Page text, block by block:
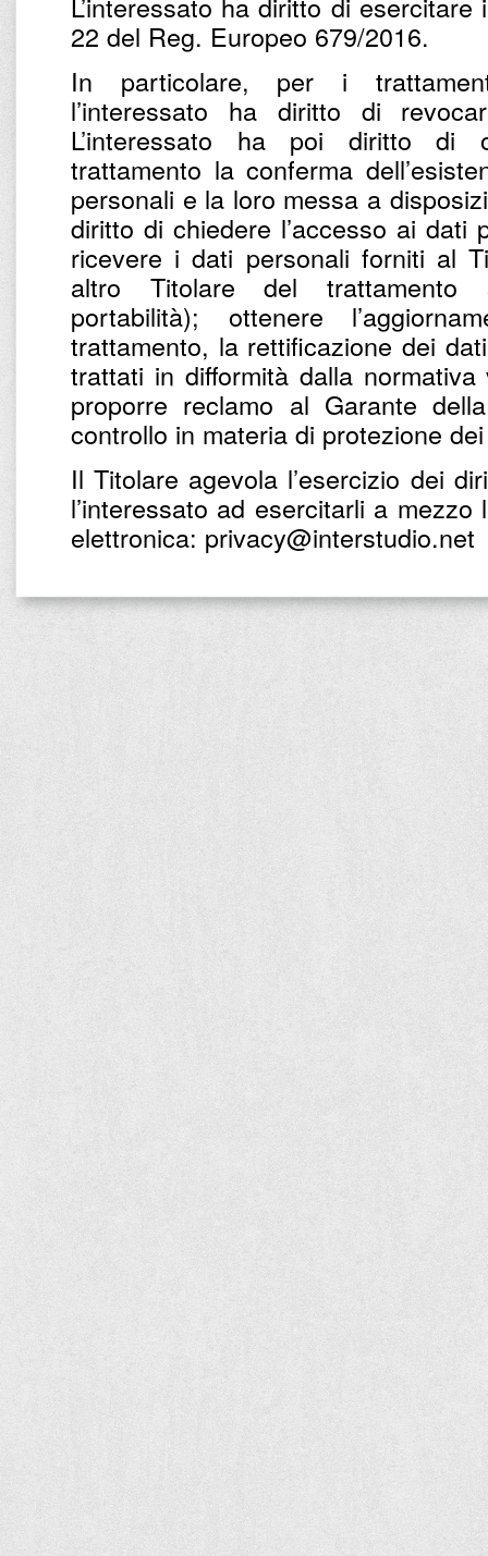
22 del Reg. Europeo 679/2016.
In particolare, per i
l’interessato ha diritto di
L’interessato ha poi diritto di
trattamento la conferma
personali e la loro messa a
diritto di chiedere l’accesso ai dati
ricevere i dati personali forniti al
altro Titolare del trattamento
portabilità); ottenere
trattamento, la rettificazione dei
trattati in difformità dalla
proporre reclamo al Garante
controllo in materia di protezione
Il Titolare agevola l’esercizio dei
l’interessato ad esercitarli a
elettronica: privacy@interstudio.net